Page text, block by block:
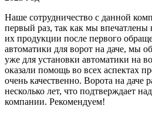
Наше сотрудничество с данной
первый раз, так как мы впечатлены
их продукции после первого
автоматики для ворот на даче, мы
уже для установки автоматики на
оказали помощь во всех аспектах
очень качественно. Ворота на даче
несколько лет, что подтверждает
компании. Рекомендуем!